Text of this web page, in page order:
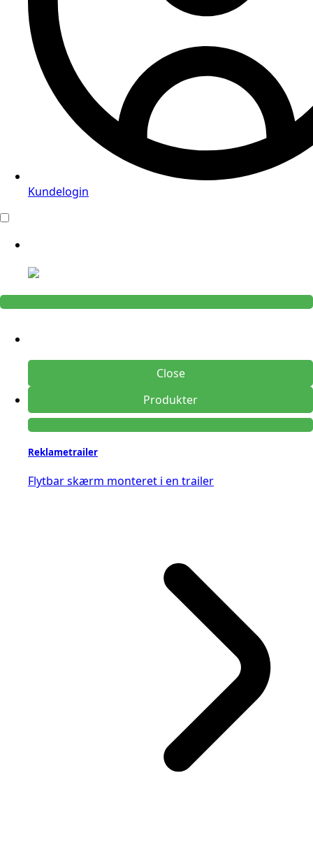
Kundelogin
Close
Produkter
Reklametrailer
Flytbar skærm monteret i en trailer